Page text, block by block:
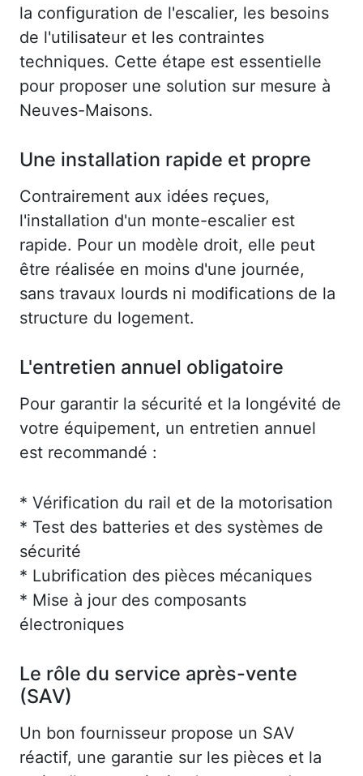
la configuration de l'escalier, les besoins
de l'utilisateur et les contraintes
techniques. Cette étape est essentielle
pour proposer une solution sur mesure à
Neuves-Maisons.
Une installation rapide et propre
Contrairement aux idées reçues,
l'installation d'un monte-escalier est
rapide. Pour un modèle droit, elle peut
être réalisée en moins d'une journée,
sans travaux lourds ni modifications de la
structure du logement.
L'entretien annuel obligatoire
Pour garantir la sécurité et la longévité de
votre équipement, un entretien annuel
est recommandé :
* Vérification du rail et de la motorisation
* Test des batteries et des systèmes de
sécurité
* Lubrification des pièces mécaniques
* Mise à jour des composants
électroniques
Le rôle du service après-vente
(SAV)
Un bon fournisseur propose un SAV
réactif, une garantie sur les pièces et la